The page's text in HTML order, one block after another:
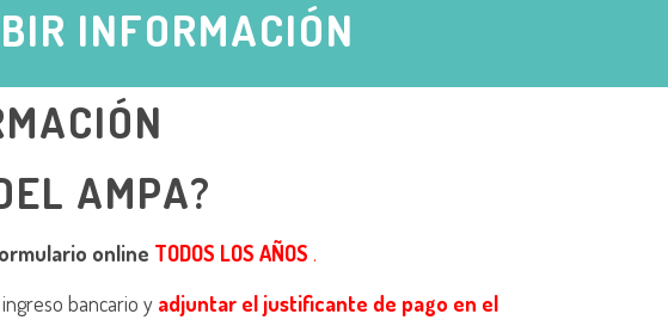
INFORMACIÓN
AMPA?
online TODOS LOS AÑOS .
bancario y adjuntar el justificante de pago en el